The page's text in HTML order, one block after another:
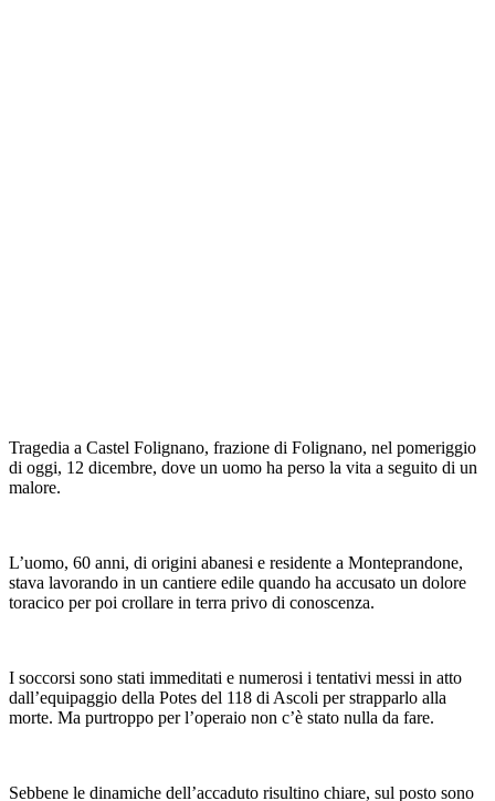
Tragedia a Castel Folignano, frazione di Folignano, nel pomeriggio
di oggi, 12 dicembre, dove un uomo ha perso la vita a seguito di un
malore.
L’uomo, 60 anni, di origini abanesi e residente a Monteprandone,
stava lavorando in un cantiere edile quando ha accusato un dolore
toracico per poi crollare in terra privo di conoscenza.
I soccorsi sono stati immeditati e numerosi i tentativi messi in atto
dall’equipaggio della Potes del 118 di Ascoli per strapparlo alla
morte. Ma purtroppo per l’operaio non c’è stato nulla da fare.
Sebbene le dinamiche dell’accaduto risultino chiare, sul posto sono